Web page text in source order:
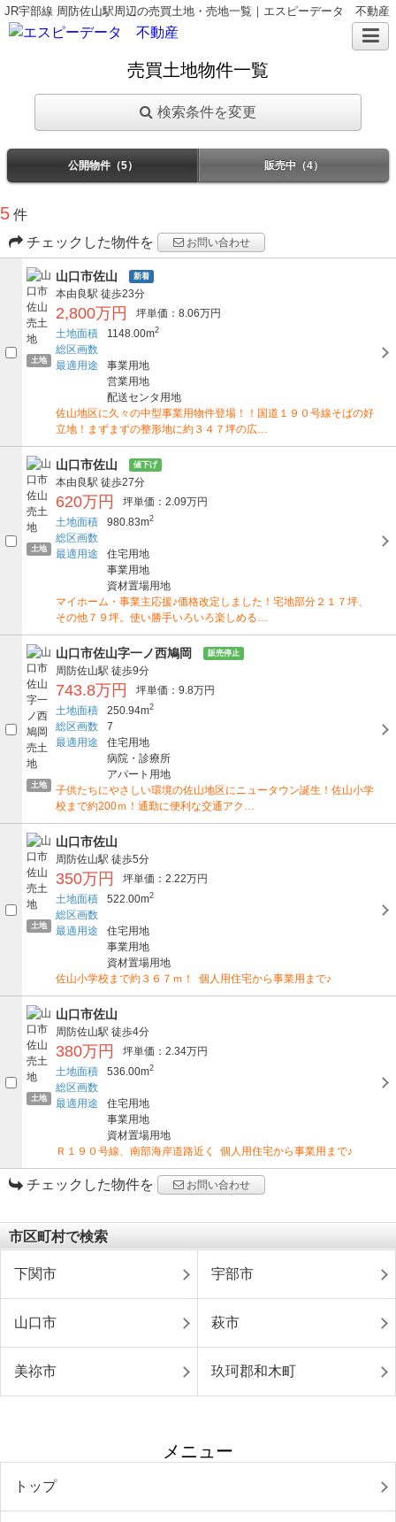
JR宇部線 周防佐山駅周辺の売買土地・売地一覧｜エスピーデータ 不動産
売買土地物件一覧
検索条件を変更
公開物件（5） 販売中（4）
5 件
チェックした物件を
お問い合わせ
土地
山口市佐山 新着
本由良駅 徒歩23分
2,800万円
坪単価：8.06万円
土地面積
1148.00m2
総区画数
最適用途
事業用地
営業用地
配送センタ用地
佐山地区に久々の中型事業用物件登場！！国道１９０号線そばの好
立地！まずまずの整形地に約３４７坪の広…
土地
山口市佐山 値下げ
本由良駅 徒歩27分
620万円
坪単価：2.09万円
土地面積
980.83m2
総区画数
最適用途
住宅用地
事業用地
資材置場用地
マイホーム・事業主応援♪価格改定しました！宅地部分２１７坪、
その他７９坪。使い勝手いろいろ楽しめる…
土地
山口市佐山字一ノ西鳩岡 販売停止
周防佐山駅 徒歩9分
743.8万円
坪単価：9.8万円
土地面積
250.94m2
総区画数
7
最適用途
住宅用地
病院・診療所
アパート用地
子供たちにやさしい環境の佐山地区にニュータウン誕生！佐山小学
校まで約200ｍ！通勤に便利な交通アク…
土地
山口市佐山
周防佐山駅 徒歩5分
350万円
坪単価：2.22万円
土地面積
522.00m2
総区画数
最適用途
住宅用地
事業用地
資材置場用地
佐山小学校まで約３６７ｍ！ 個人用住宅から事業用まで♪
土地
山口市佐山
周防佐山駅 徒歩4分
380万円
坪単価：2.34万円
土地面積
536.00m2
総区画数
最適用途
住宅用地
事業用地
資材置場用地
Ｒ１９０号線、南部海岸道路近く 個人用住宅から事業用まで♪
チェックした物件を お問い合わせ
市区町村で検索
下関市 宇部市
山口市 萩市
美祢市 玖珂郡和木町
メニュー
トップ